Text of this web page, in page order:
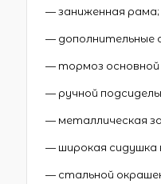
— заниженная рама;
— дополнительные
— тормоз основной
— ручной
— металлическая
— широкая сидушка
— стальной